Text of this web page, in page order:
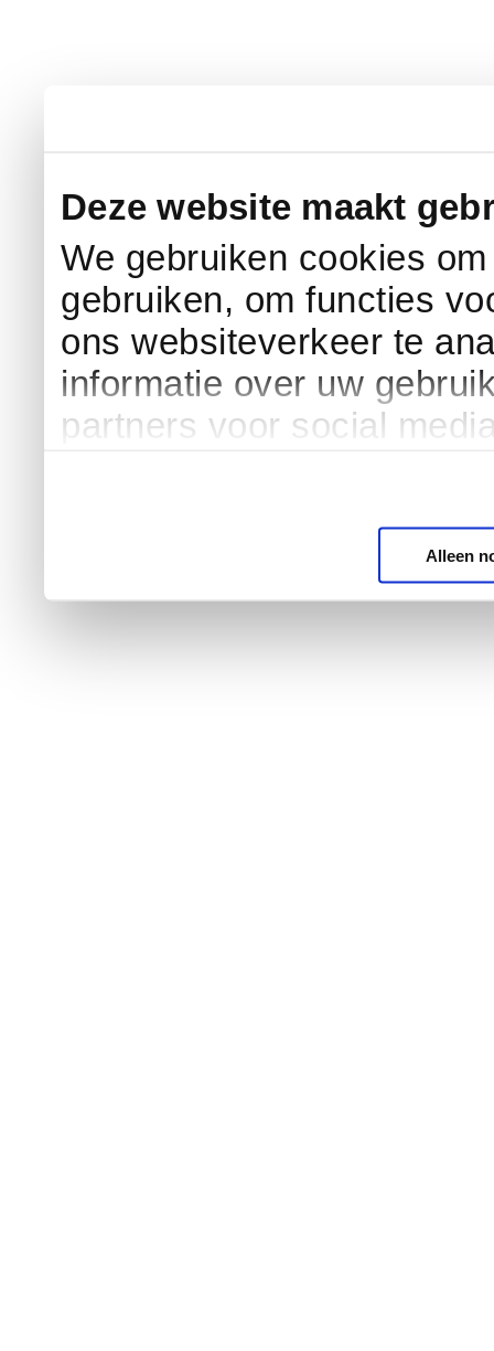
Deze website maakt
We gebruiken cookies
gebruiken, om functies
ons websiteverkeer te
informatie over uw
partners voor social
Alleen